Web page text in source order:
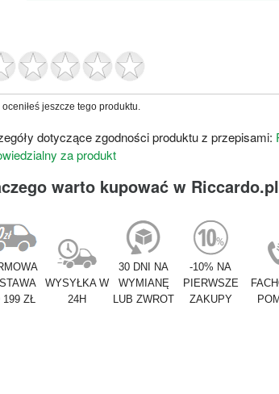
oceniłeś jeszcze tego produktu.
dotyczące zgodności produktu z przepisami:
za produkt
warto kupować w
199 ZŁ
WYSYŁKA W
24H
30 DNI NA
WYMIANĘ
LUB ZWROT
-10% NA
PIERWSZE
ZAKUPY